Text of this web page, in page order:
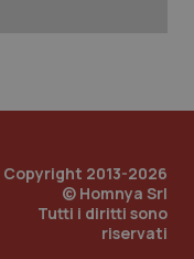
Copyright 2013-2026
© Homnya Srl
Tutti i diritti sono
riservati